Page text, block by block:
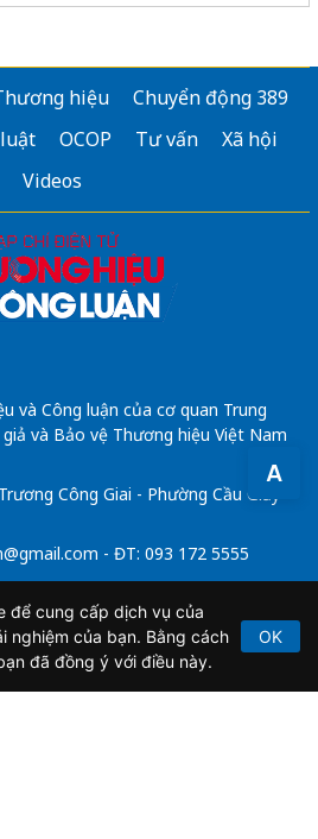
A
hiệu
Chuyển động 389
OCOP Tư vấn
Xã hội
Videos
và Công luận của cơ quan Trung
và Bảo vệ Thương hiệu Việt Nam
Công Giai - Phường Cầu Giấy -
- ĐT: 093 172 5555
điện tử số 64/GP-BTTTT do Bộ
ngày 21/2/2020.
để cung cấp dịch vụ của
nghiệm của bạn. Bằng cách
đã đồng ý với điều này.
OK